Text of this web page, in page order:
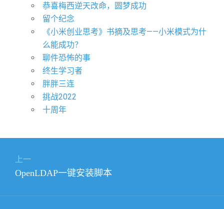
恭喜梅西逆天改命，圆梦成功
留个纪念
《小米创业思考》书摘及思考——小米模式为什
么能成功？
聊件恐怖的事
终生学习者
胖胖三连
挑战2022
十周年
上一
上
OpenLDAP一键安装脚本